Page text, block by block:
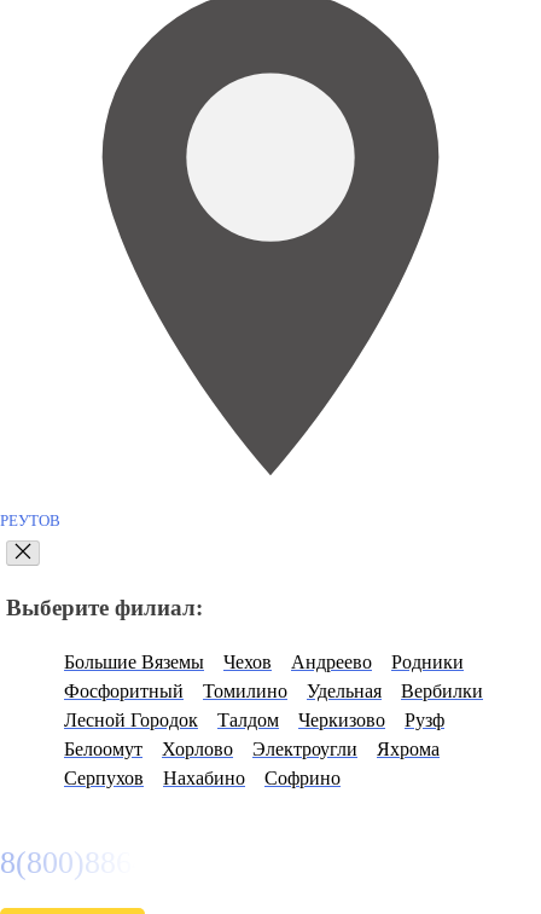
РЕУТОВ
Выберите филиал:
Большие Вяземы Чехов Андреево
Родники
Фосфоритный
Томилино Удельная
Вербилки
Лесной Городок
Талдом Черкизово
Рузф
Белоомут
Хорлово Электроугли
Яхрома
Серпухов
Нахабино Софрино
8(800)886486